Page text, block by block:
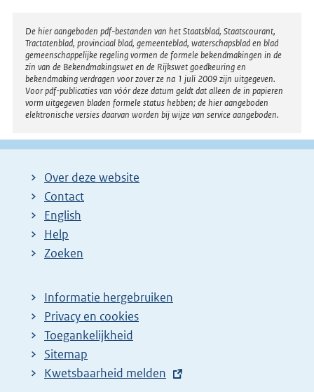
Disclaimer
De hier aangeboden pdf-bestanden van het Staatsblad, Staatscourant,
Tractatenblad, provinciaal blad, gemeenteblad, waterschapsblad en blad
gemeenschappelijke regeling vormen de formele bekendmakingen in de
zin van de Bekendmakingswet en de Rijkswet goedkeuring en
bekendmaking verdragen voor zover ze na 1 juli 2009 zijn uitgegeven.
Voor pdf-publicaties van vóór deze datum geldt dat alleen de in papieren
vorm uitgegeven bladen formele status hebben; de hier aangeboden
elektronische versies daarvan worden bij wijze van service aangeboden.
Over deze website
Contact
English
Help
Zoeken
Informatie hergebruiken
Privacy en cookies
Toegankelijkheid
Sitemap
E
Kwetsbaarheid melden